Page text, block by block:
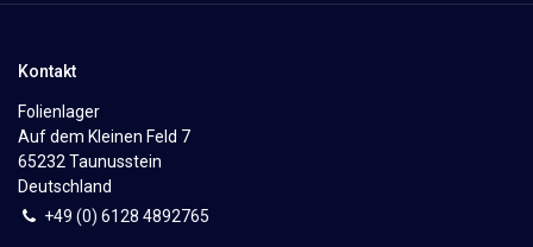
Kontakt
Folienlager
Auf dem Kleinen Feld 7
65232 Taunusstein
Deutschland
+49 (0) 6128 4892765